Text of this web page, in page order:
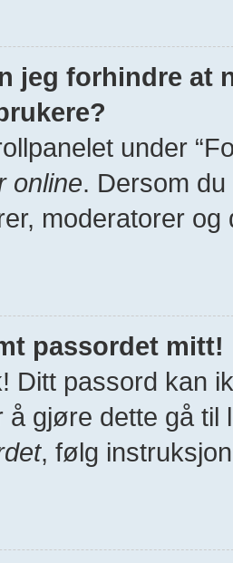
jeg forhindre at
under
online. Dersom
moderatorer
passordet mitt!
Ditt passord kan
å gjøre dette gå
, følg